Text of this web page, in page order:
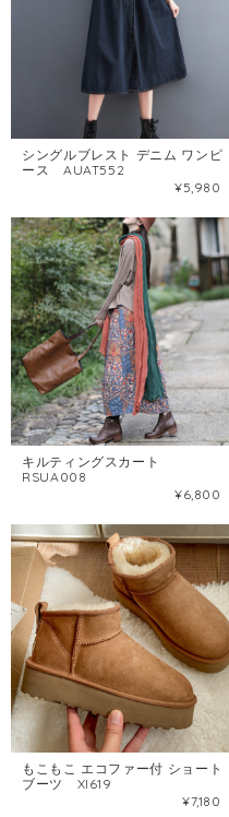
シングルブレスト デニム ワンピ
ース AUAT552
¥5,980
キルティングスカート
RSUA008
¥6,800
もこもこ エコファー付 ショート
ブーツ XI619
¥7,180